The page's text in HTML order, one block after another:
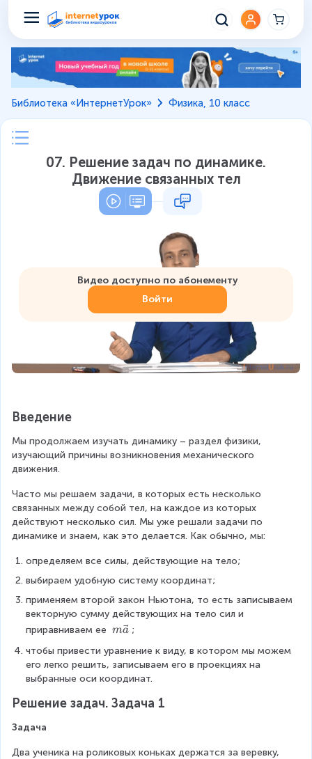
Библиотека «ИнтернетУрок» Физика, 10 класс
07. Решение задач по динамике.
Движение связанных тел
Видео доступно по абонементу
Войти
Введение
Мы продолжаем изучать динамику – раздел физики,
изучающий причины возникновения механического
движения.
Часто мы решаем задачи, в которых есть несколько
связанных между собой тел, на каждое из которых
действуют несколько сил. Мы уже решали задачи по
динамике и знаем, как это делается. Как обычно, мы:
определяем все силы, действующие на тело;
выбираем удобную систему координат;
применяем второй закон Ньютона, то есть записываем
векторную сумму действующих на тело сил и
приравниваем ее m
v
e
c
{
ma ;
чтобы привести уравнение к виду, в котором мы можем
его легко решить, записываем его в проекциях на
выбранные оси координат.
Решение задач. Задача 1
Задача
Два ученика на роликовых коньках держатся за веревку,